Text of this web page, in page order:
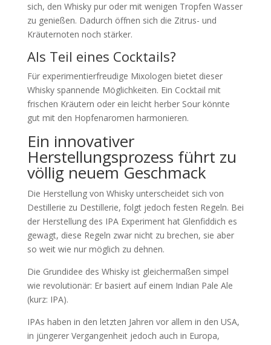
sich, den Whisky pur oder mit wenigen Tropfen Wasser
zu genießen. Dadurch öffnen sich die Zitrus- und
Kräuternoten noch stärker.
Als Teil eines Cocktails?
Für experimentierfreudige Mixologen bietet dieser
Whisky spannende Möglichkeiten. Ein Cocktail mit
frischen Kräutern oder ein leicht herber Sour könnte
gut mit den Hopfenaromen harmonieren.
Ein innovativer
Herstellungsprozess führt zu
völlig neuem Geschmack
Die Herstellung von Whisky unterscheidet sich von
Destillerie zu Destillerie, folgt jedoch festen Regeln. Bei
der Herstellung des IPA Experiment hat Glenfiddich es
gewagt, diese Regeln zwar nicht zu brechen, sie aber
so weit wie nur möglich zu dehnen.
Die Grundidee des Whisky ist gleichermaßen simpel
wie revolutionär: Er basiert auf einem Indian Pale Ale
(kurz: IPA).
IPAs haben in den letzten Jahren vor allem in den USA,
in jüngerer Vergangenheit jedoch auch in Europa,